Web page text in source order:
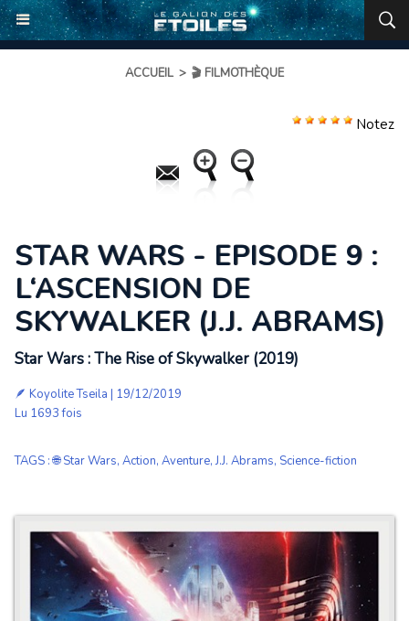
ACCUEIL > 🎬 FILMOTHÈQUE
Notez
STAR WARS - EPISODE 9 :
L‘ASCENSION DE
SKYWALKER (J.J. ABRAMS)
Star Wars : The Rise of Skywalker (2019)
🪶 Koyolite Tseila | 19/12/2019
Lu 1693 fois
TAGS :🌐 Star Wars, Action, Aventure,J.J. Abrams, Science-fiction